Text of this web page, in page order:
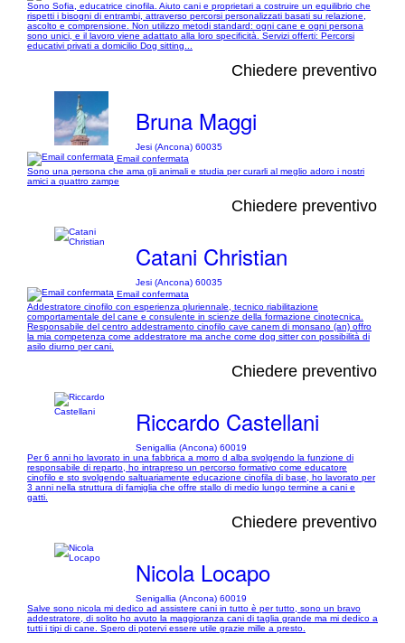
Sono Sofia, educatrice cinofila. Aiuto cani e proprietari a costruire un equilibrio che
rispetti i bisogni di entrambi, attraverso percorsi personalizzati basati su relazione,
ascolto e comprensione. Non utilizzo metodi standard: ogni cane e ogni persona
sono unici, e il lavoro viene adattato alla loro specificità. Servizi offerti: Percorsi
educativi privati a domicilio Dog sitting...
Chiedere preventivo
Bruna Maggi
Jesi (Ancona) 60035
Email confermata
Sono una persona che ama gli animali e studia per curarli al meglio adoro i nostri
amici a quattro zampe
Chiedere preventivo
Catani Christian
Jesi (Ancona) 60035
Email confermata
Addestratore cinofilo con esperienza pluriennale, tecnico riabilitazione
comportamentale del cane e consulente in scienze della formazione cinotecnica.
Responsabile del centro addestramento cinofilo cave canem di monsano (an) offro
la mia competenza come addestratore ma anche come dog sitter con possibilità di
asilo diurno per cani.
Chiedere preventivo
Riccardo Castellani
Senigallia (Ancona) 60019
Per 6 anni ho lavorato in una fabbrica a morro d alba svolgendo la funzione di
responsabile di reparto, ho intrapreso un percorso formativo come educatore
cinofilo e sto svolgendo saltuariamente educazione cinofila di base, ho lavorato per
3 anni nella struttura di famiglia che offre stallo di medio lungo termine a cani e
gatti.
Chiedere preventivo
Nicola Locapo
Senigallia (Ancona) 60019
Salve sono nicola mi dedico ad assistere cani in tutto è per tutto, sono un bravo
addestratore, di solito ho avuto la maggioranza cani di taglia grande ma mi dedico a
tutti i tipi di cane. Spero di potervi essere utile grazie mille a presto.